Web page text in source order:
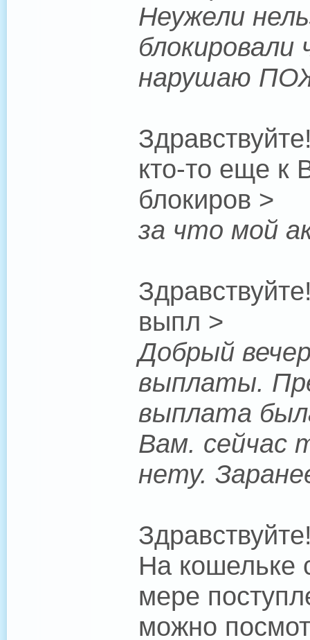
Неужели
блокировали
нарушаю
кто-то еще к
блокиров >
за что мой
выпл >
Добрый
выплаты.
выплата
Вам. сейчас
нету.
На кошельке
мере
можно